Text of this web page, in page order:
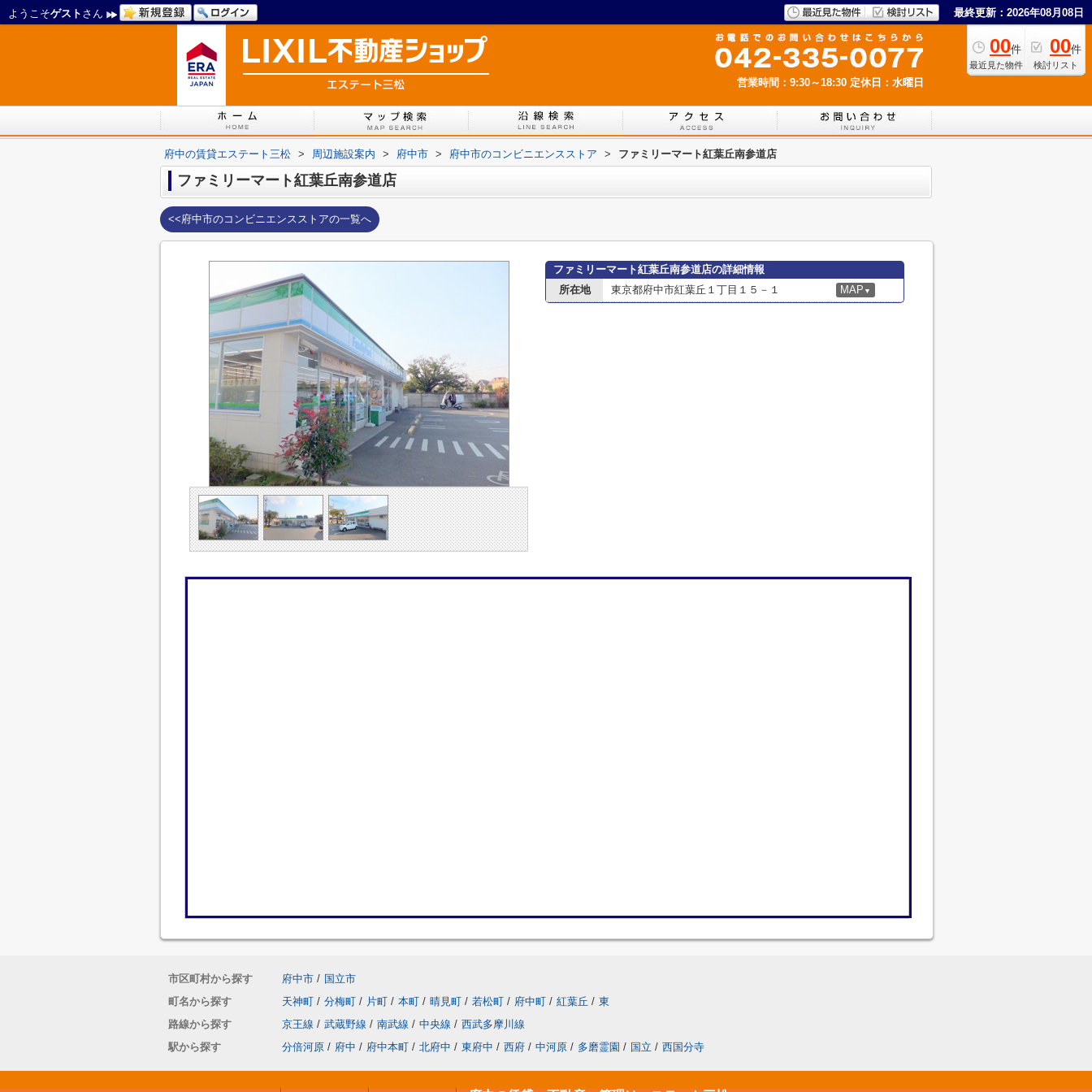
ようこそゲスト さん 最終更新：2026年08月08日
00件
最近見た物件
00件
検討リスト
営業時間：9:30～18:30 定休日：水曜日
府中の賃貸エステート三松 > 周辺施設案内 > 府中市 > 府中市のコンビニエンスストア > ファミリーマート紅葉丘南参道店
ファミリーマート紅葉丘南参道店
<<府中市のコンビニエンスストアの一覧へ
ファミリーマート紅葉丘南参道店の詳細情報
所在地
東京都府中市紅葉丘１丁目１５－１ MAP ▼
市区町村から探す 府中市 / 国立市
町名から探す
天神町 / 分梅町 / 片町 / 本町 / 晴見町 / 若松町 / 府中町 / 紅葉丘 / 東
路線から探す
京王線 / 武蔵野線 / 南武線 / 中央線 / 西武多摩川線
駅から探す
分倍河原 / 府中 / 府中本町 / 北府中 / 東府中 / 西府 / 中河原 / 多磨霊園 / 国立 / 西国分寺